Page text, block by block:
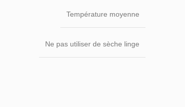
Température moyenne
Ne pas utiliser de sèche linge